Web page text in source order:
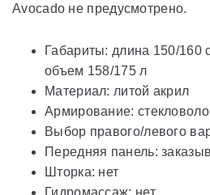
Avocado не предусмотрено.
Габариты: длина 150/160
объем 158/175 л
Материал: литой акрил
Армирование:
Выбор правого/левого
Передняя панель:
Шторка: нет
Гидромассаж: нет